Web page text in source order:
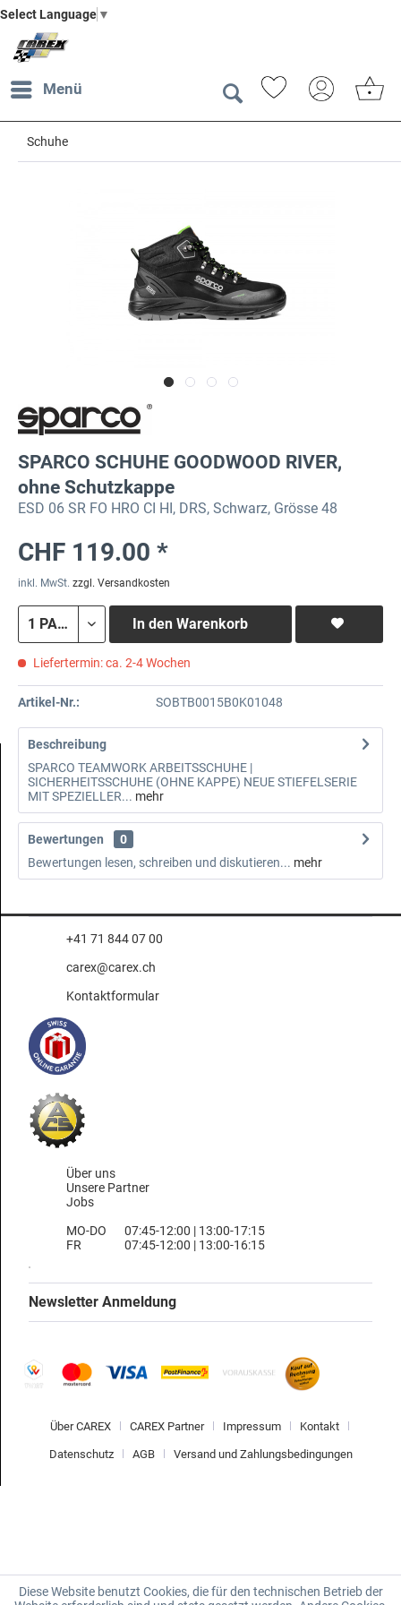
Select Language ▼
Menü
Schuhe
SPARCO SCHUHE GOODWOOD RIVER,
ohne Schutzkappe
ESD 06 SR FO HRO CI HI, DRS, Schwarz, Grösse 48
CHF 119.00 *
inkl. MwSt. zzgl. Versandkosten
In den Warenkorb
Liefertermin: ca. 2-4 Wochen
Artikel-Nr.: SOBTB0015B0K01048
Beschreibung
SPARCO TEAMWORK ARBEITSSCHUHE |
SICHERHEITSSCHUHE (OHNE KAPPE) NEUE STIEFELSERIE
MIT SPEZIELLER... mehr
Bewertungen
0
Bewertungen lesen, schreiben und diskutieren... mehr
+41 71 844 07 00
carex@carex.ch
Kontaktformular
Über uns
Unsere Partner
Jobs
MO-DO
FR
07:45-12:00 | 13:00-17:15
07:45-12:00 | 13:00-16:15
Newsletter Anmeldung
Über CAREX CAREX Partner Impressum Kontakt
Datenschutz AGB Versand und Zahlungsbedingungen
Diese Website benutzt Cookies, die für den technischen Betrieb der